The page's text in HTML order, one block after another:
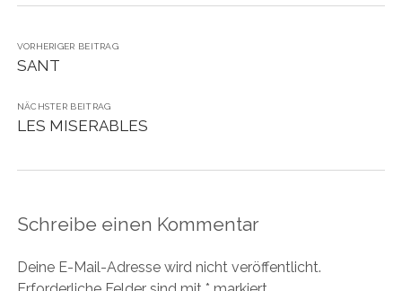
VORHERIGER BEITRAG
SANT
NÄCHSTER BEITRAG
LES MISERABLES
Schreibe einen Kommentar
Deine E-Mail-Adresse wird nicht veröffentlicht.